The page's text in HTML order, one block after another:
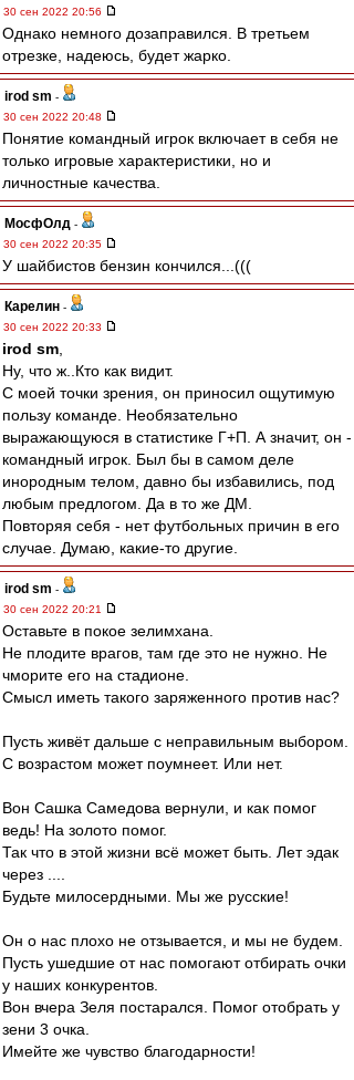
30 сен 2022 20:56
Однако немного дозаправился. В третьем
отрезке, надеюсь, будет жарко.
irod sm -
30 сен 2022 20:48
Понятие командный игрок включает в себя не
только игровые характеристики, но и
личностные качества.
МосфОлд -
30 сен 2022 20:35
У шайбистов бензин кончился...(((
Карелин -
30 сен 2022 20:33
irod sm
Ну, что ж..Кто как видит.
С моей точки зрения, он приносил ощутимую
пользу команде. Необязательно
выражающуюся в статистике Г+П. А значит, он -
командный игрок. Был бы в самом деле
инородным телом, давно бы избавились, под
любым предлогом. Да в то же ДМ.
Повторяя себя - нет футбольных причин в его
случае. Думаю, какие-то другие.
irod sm -
30 сен 2022 20:21
Оставьте в покое зелимхана.
Не плодите врагов, там где это не нужно. Не
чморите его на стадионе.
Смысл иметь такого заряженного против нас?
Пусть живёт дальше с неправильным выбором.
С возрастом может поумнеет. Или нет.
Вон Сашка Самедова вернули, и как помог
ведь! На золото помог.
Так что в этой жизни всё может быть. Лет эдак
через ....
Будьте милосердными. Мы же русские!
Он о нас плохо не отзывается, и мы не будем.
Пусть ушедшие от нас помогают отбирать очки
у наших конкурентов.
Вон вчера Зеля постарался. Помог отобрать у
зени 3 очка.
Имейте же чувство благодарности!